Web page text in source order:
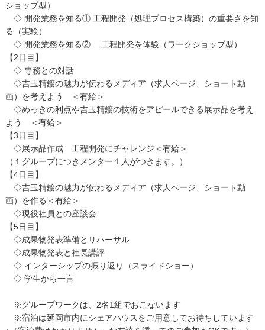
ショップ型）
◇ 開発業務を知る① 工程開発（処理プロセス構築）の重要さを知
る（実験）
◇ 開発業務を知る② 工程開発を体験（ワークショップ型）
【2日目】
◇ 専務との対話
◇吉玉精鍍の魅力が伝わるメディア（求人ページ、ショート動
画）を考えよう ＜有給＞
◇めっきの利点や吉玉精鍍の技術をアピールできる展示品を考え
よう ＜有給＞
【3日目】
◇展示品作成 工程開発にチャレンジ＜有給＞
（１グループにつきメンター１人がつきます。）
【4日目】
◇吉玉精鍍の魅力が伝わるメディア（求人ページ、ショート動
画）を作る＜有給＞
◇現役社員との座談会
【5日目】
◇成果物発表準備とリハーサル
◇成果物発表と社長講評
◇ インターシップの振り返り（スライドショー）
◇ 学生から一言
※グループワークは、2名1組でおこないます
※宿泊は延岡市内にシェアハウスをご用意してお待ちしています